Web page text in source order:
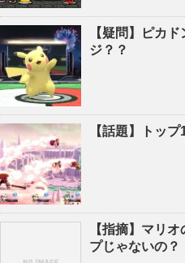
【疑問】ピカ
ジ？？
【話題】トッ
【指摘】マリ
プじゃないの？